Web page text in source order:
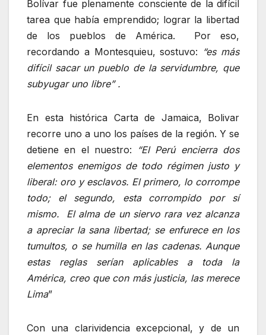
Bolívar fue plenamente consciente de la difícil
tarea que había emprendido; lograr la libertad
de los pueblos de América. Por eso,
recordando a Montesquieu, sostuvo: “es más
difícil sacar un pueblo de la servidumbre, que
subyugar uno libre” .
En esta histórica Carta de Jamaica, Bolivar
recorre uno a uno los países de la región. Y se
detiene en el nuestro:
“El Perú encierra dos
elementos enemigos de todo régimen justo y
liberal: oro y esclavos. El primero, lo corrompe
todo; el segundo, esta corrompido por sí
mismo. El alma de un siervo rara vez alcanza
a apreciar la sana libertad; se enfurece en los
tumultos, o se humilla en las cadenas. Aunque
estas reglas serían aplicables a toda la
América, creo que con más justicia, las merece
Lima”
Con una clarividencia excepcional, y de un